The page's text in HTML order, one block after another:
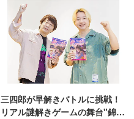
三四郎が早解きバトルに挑戦！
リアル謎解きゲームの舞台"錦糸